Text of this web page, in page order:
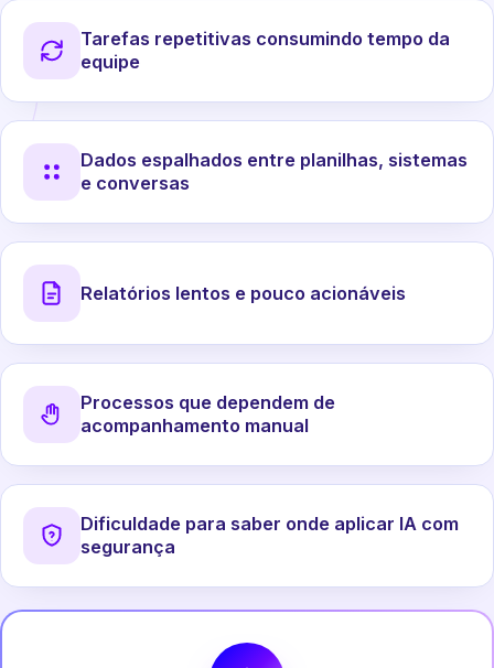
Tarefas repetitivas consumindo tempo da
equipe
Dados espalhados entre planilhas, sistemas
e conversas
Relatórios lentos e pouco acionáveis
Processos que dependem de
acompanhamento manual
Dificuldade para saber onde aplicar IA com
segurança